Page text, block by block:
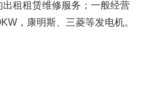
租租赁维修服务；一般经营
，康明斯、三菱等发电机。